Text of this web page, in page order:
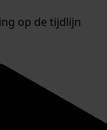
op de tijdlijn